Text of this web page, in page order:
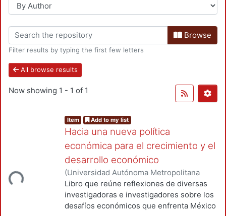
Browse
Filter results by typing the first few letters
All browse results
Now showing 1 - 1 of 1
Loading...
Item Add to my list
Hacia una nueva política
económica para el crecimiento y el
desarrollo económico
(Universidad Autónoma Metropolitana
(México). Unidad Azcapotzalco. División
de Ciencias Sociales y Humanidades.,
2025)García Muñoz, Gerardo;Sánchez
Libro que reúne reflexiones de diversas
investigadoras e investigadores sobre los
desafíos económicos que enfrenta México